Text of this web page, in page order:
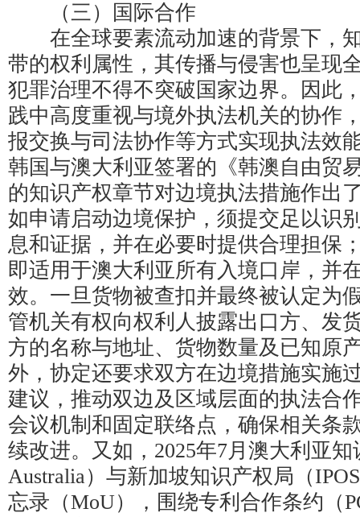
（三）国际合作
在全球要素流动加速的背景下，
带的权利属性，其传播与侵害也呈现
犯罪治理不得不突破国家边界。因此
践中高度重视与境外执法机关的协作
报交换与司法协作等方式实现执法效
韩国与澳大利亚签署的《韩澳自由贸
的知识产权章节对边境执法措施作出
如申请启动边境保护，须提交足以识
息和证据，并在必要时提供合理担保
即适用于澳大利亚所有入境口岸，并
效。一旦货物被查扣并最终被认定为
管机关有权向权利人披露出口方、发
方的名称与地址、货物数量及已知原
外，协定还要求双方在边境措施实施
建议，推动双边及区域层面的执法合
会议机制和固定联络点，确保相关条
续改进。又如，2025年7月澳大利亚知
Australia）与新加坡知识产权局（
忘录（MoU），围绕专利合作条约（